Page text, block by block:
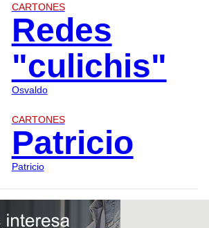
CARTONES
Redes
"culichis"
Osvaldo
CARTONES
Patricio
Patricio